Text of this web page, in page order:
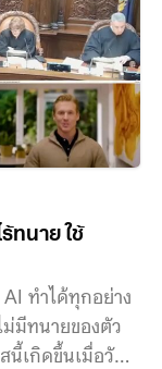
ดยพลเมือง
ตา และเสียง
าร์กสามารถ
Deepfake และ
ด้รับความ
นุญาตให้สร้าง
มี “ค่าปรับ
ทนาย ใช้
ทำได้ทุกอย่าง
มีทนายของตัว
นี้เกิดขึ้นเมื่อวันที่